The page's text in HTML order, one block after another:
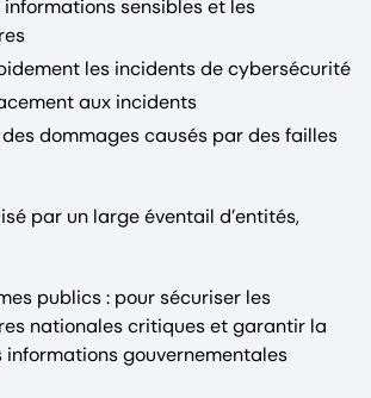
informations sensibles et les
les incidents de cybersécurité
aux incidents
dommages causés par des failles
par un large éventail d’entités,
publics : pour sécuriser les
nationales critiques et garantir la
informations gouvernementales